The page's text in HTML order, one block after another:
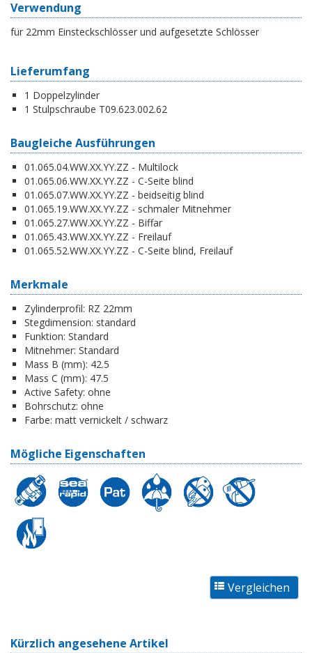
Verwendung
für 22mm Einsteckschlösser und aufgesetzte Schlösser
Lieferumfang
1 Doppelzylinder
1 Stulpschraube T09.623.002.62
Baugleiche Ausführungen
01.065.04.WW.XX.YY.ZZ - Multilock
01.065.06.WW.XX.YY.ZZ - C-Seite blind
01.065.07.WW.XX.YY.ZZ - beidseitig blind
01.065.19.WW.XX.YY.ZZ - schmaler Mitnehmer
01.065.27.WW.XX.YY.ZZ - Biffar
01.065.43.WW.XX.YY.ZZ - Freilauf
01.065.52.WW.XX.YY.ZZ - C-Seite blind, Freilauf
Merkmale
Zylinderprofil: RZ 22mm
Stegdimension: standard
Funktion: Standard
Mitnehmer: Standard
Mass B (mm): 42.5
Mass C (mm): 47.5
Active Safety: ohne
Bohrschutz: ohne
Farbe: matt vernickelt / schwarz
Mögliche Eigenschaften
Kürzlich angesehene Artikel